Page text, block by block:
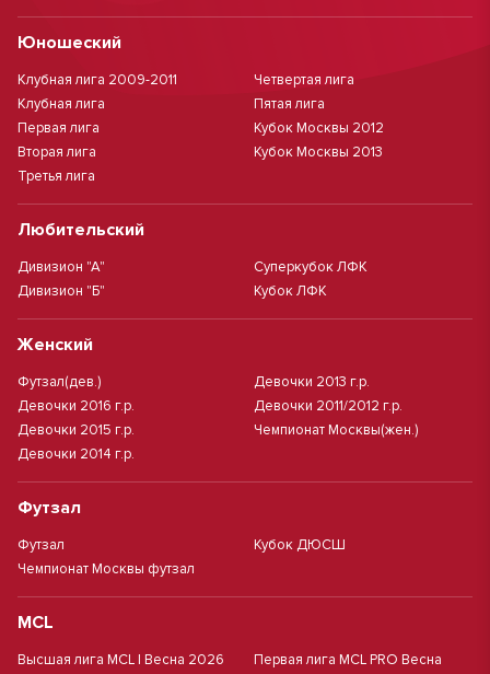
Юношеский
Клубная лига 2009-2011
Клубная лига
Первая лига
Вторая лига
Третья лига
Четвертая лига
Пятая лига
Кубок Москвы 2012
Кубок Москвы 2013
Любительский
Дивизион "А"
Дивизион "Б"
Суперкубок ЛФК
Кубок ЛФК
Женский
Футзал(дев.)
Девочки 2016 г.р.
Девочки 2015 г.р.
Девочки 2014 г.р.
Девочки 2013 г.р.
Девочки 2011/2012 г.р.
Чемпионат Москвы(жен.)
Футзал
Футзал
Чемпионат Москвы футзал
Кубок ДЮСШ
MCL
Высшая лига MCL | Весна 2026 Первая лига MCL PRO Весна